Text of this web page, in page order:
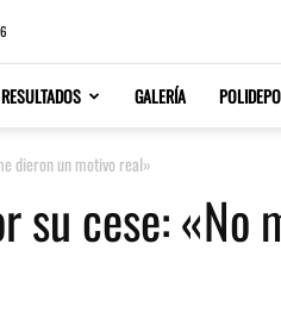
RESULTADOS GALERÍA
dieron un motivo real»
su cese: «No